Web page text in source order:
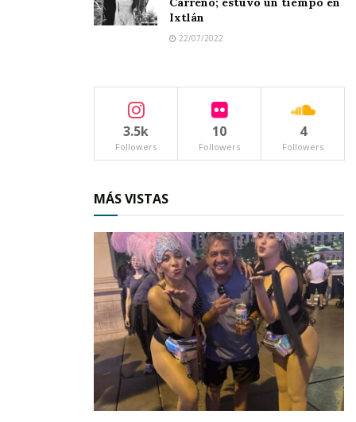
Ixtlán
22/07/2022
3.5k
Followers
10
Followers
4
Followers
MÁS VISTAS